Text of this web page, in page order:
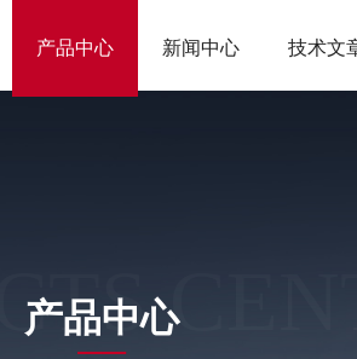
产品中心 新闻中心 技术文
产品中心